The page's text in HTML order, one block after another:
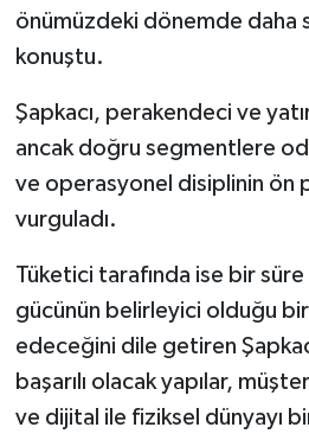
önümüzdeki dönemde daha
konuştu.
Şapkacı, perakendeci ve
ancak doğru segmentlere
ve operasyonel disiplinin ön
vurguladı.
Tüketici tarafında ise bir süre
gücünün belirleyici olduğu
edeceğini dile getiren
başarılı olacak yapılar,
ve dijital ile fiziksel dünyayı